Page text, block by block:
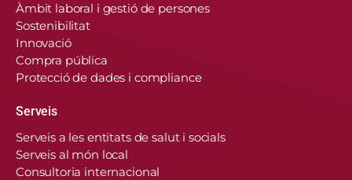
Àmbit laboral i gestió de persones
Sostenibilitat
Innovació
Compra pública
Protecció de dades i compliance
Serveis
Serveis a les entitats de salut i socials
Serveis al món local
Consultoria internacional